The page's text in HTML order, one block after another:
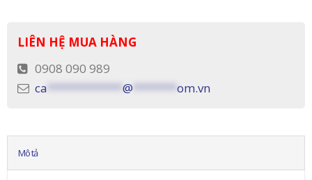
LIÊN HỆ MUA HÀNG
0908 090 989
ca
@ om.vn
Mô tả